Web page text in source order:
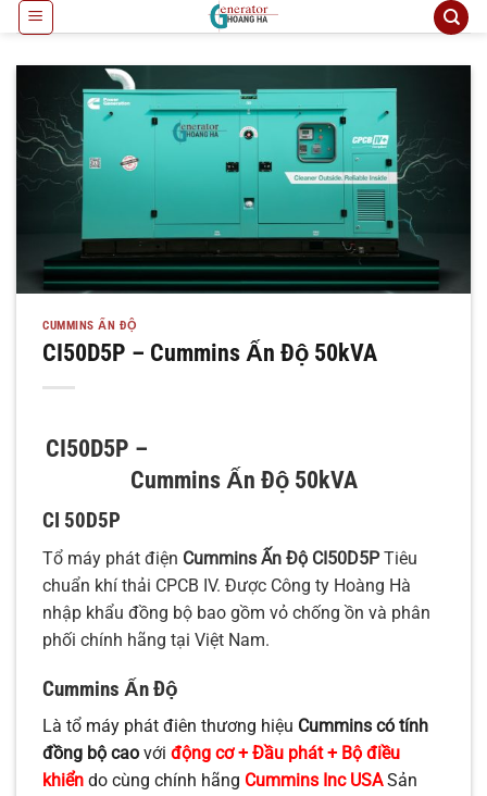
qua
nội
dung
CUMMINS ẤN ĐỘ
CI50D5P – Cummins Ấn Độ 50kVA
CI50D5P –
Cummins Ấn Độ 50kVA
CI 50D5P
Tổ máy phát điện Cummins Ấn Độ CI50D5PTiêu
chuẩn khí thải CPCB IV. Được Công ty Hoàng Hà
nhập khẩu đồng bộ bao gồm vỏ chống ồn và phân
phối chính hãng tại Việt Nam.
Cummins Ấn Độ
Là tổ máy phát điên thương hiệu Cummins có tính
đồng bộ cao với động cơ + Đầu phát + Bộ điều
khiển do cùng chính hãng Cummins Inc USASản